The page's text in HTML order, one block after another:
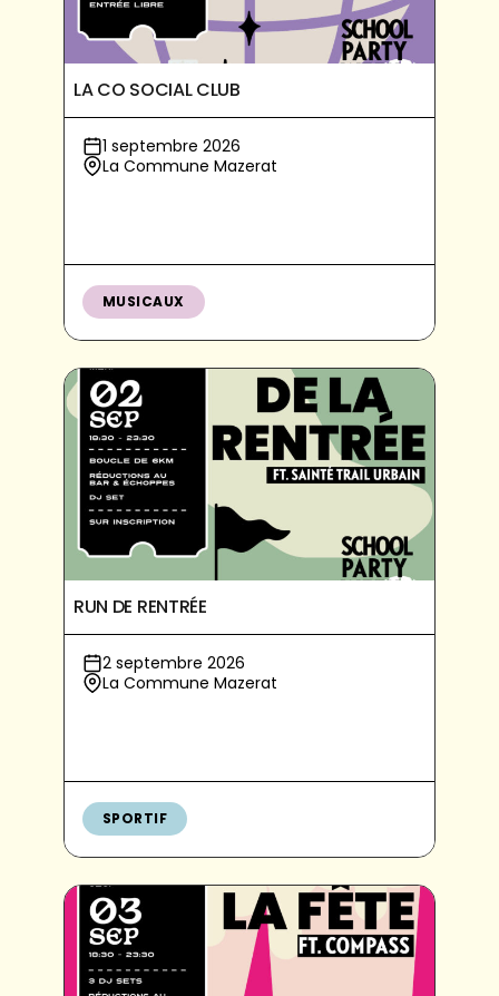
LA CO SOCIAL CLUB
1 septembre 2026
La Commune Mazerat
MUSICAUX
RUN DE RENTRÉE
2 septembre 2026
La Commune Mazerat
SPORTIF